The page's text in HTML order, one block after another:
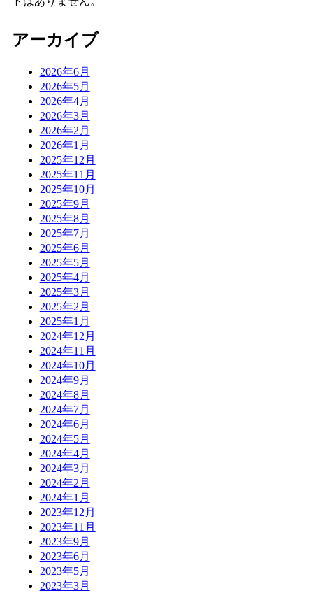
アーカイブ
2026年6月
2026年5月
2026年4月
2026年3月
2026年2月
2026年1月
2025年12月
2025年11月
2025年10月
2025年9月
2025年8月
2025年7月
2025年6月
2025年5月
2025年4月
2025年3月
2025年2月
2025年1月
2024年12月
2024年11月
2024年10月
2024年9月
2024年8月
2024年7月
2024年6月
2024年5月
2024年4月
2024年3月
2024年2月
2024年1月
2023年12月
2023年11月
2023年9月
2023年6月
2023年5月
2023年3月